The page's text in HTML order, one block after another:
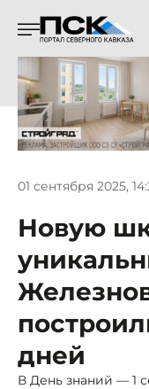
01 сентября 2025,
Новую
дней
В День знаний — 1